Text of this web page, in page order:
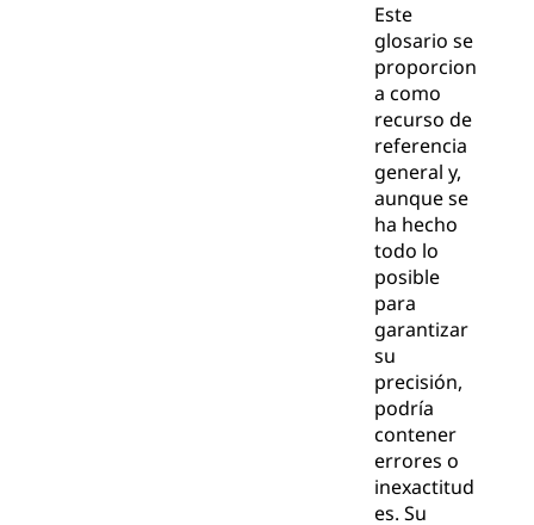
Este
glosario se
proporcion
a como
recurso de
referencia
general y,
aunque se
ha hecho
todo lo
posible
para
garantizar
su
precisión,
podría
contener
errores o
inexactitud
es. Su